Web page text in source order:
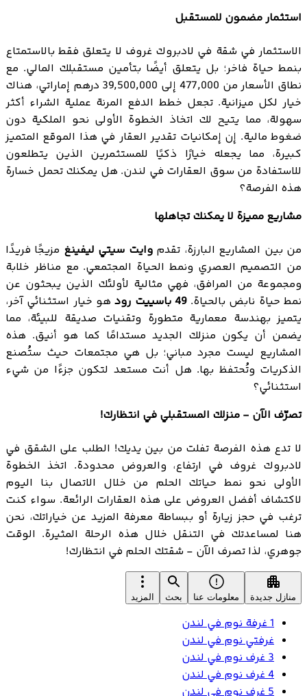
استثمار مضمون للمستقبل
الاستثمار في شقة في لادبروك غروف لا يتعلق فقط بالاستمتاع
بنمط حياة فاخر؛ بل يتعلق أيضًا بتأمين مستقبلك المالي. مع
نطاق الأسعار من 477,000 إلى 39,500,000 درهم إماراتي، هناك
خيار لكل ميزانية. تجعل خطط الدفع المرنة عملية الشراء أكثر
سهولة، مما يتيح لك اتخاذ الخطوة الأولى نحو الملكية دون
ضغوط مالية. إن إمكانيات تقدير العقار في هذا الموقع المتميز
كبيرة، مما يجعله خيارًا ذكيًا للمستثمرين الذين يتطلعون
للاستفادة من سوق العقارات في لندن. هل يمكنك تحمل خسارة
هذه الفرصة؟
مشاريع مميزة لا يمكنك تجاهلها
من بين المشاريع البارزة، تقدموايت سيتي ليفينغ مزيجًا فريدًا
من التصميم العصري ونمط الحياة المجتمعي. مع مناظر خلابة
ومجموعة من المرافق، فهي مثالية لأولئك الذين يبحثون عن
نمط حياة نابض بالحياة.49 باسييت رود
هو خيار استثنائي آخر،
يتميز بهندسة معمارية متطورة وتقنيات صديقة للبيئة، مما
يضمن أن يكون منزلك الجديد مستدامًا كما هو أنيق. هذه
المشاريع ليست مجرد مباني؛ بل هي مجتمعات حيث ستُصنع
الذكريات وتُحتفظ بها. هل أنت مستعد لتكون جزءًا من شيء
استثنائي؟
تصرّف الآن - منزلك المستقبلي في انتظارك!
لا تدع هذه الفرصة تفلت من بين يديك! الطلب على الشقق في
لادبروك غروف في ارتفاع، والعروض محدودة. اتخذ الخطوة
الأولى نحو نمط حياتك الحلم من خلال الاتصال بنا اليوم
لاكتشاف أفضل العروض على هذه العقارات الرائعة. سواء كنت
ترغب في حجز زيارة أو ببساطة معرفة المزيد عن خياراتك، نحن
هنا لمساعدتك في التنقل خلال هذه الرحلة المثيرة. الوقت
جوهري، لذا تصرف الآن - شقتك الحلم في انتظارك!
منازل جديدة معلومات عنا بحث المزيد
1 غرفة نوم في لندن
غرفتي نوم في لندن
3 غرف نوم في لندن
4 غرف نوم في لندن
5 غرف نوم في لندن